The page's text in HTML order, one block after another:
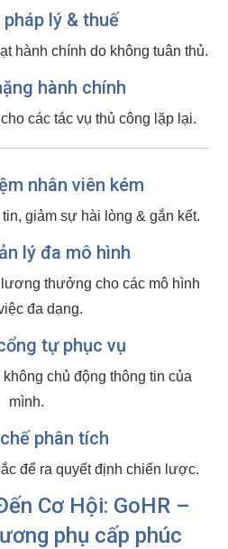
pháp lý & thuế
hành chính do không tuân thủ.
hành chính
các tác vụ thủ công lặp lại.
nhân viên kém
giảm sự hài lòng & gắn kết.
lý đa mô hình
thưởng cho các mô hình
đa dạng.
tự phục vụ
chủ động thông tin của
mình.
phân tích
để ra quyết định chiến lược.
Cơ Hội: GoHR –
phụ cấp phúc